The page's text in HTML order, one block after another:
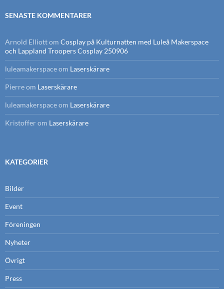
SENASTE KOMMENTARER
Arnold Elliottom Cosplay på Kulturnatten med Luleå Makerspace
och Lappland Troopers Cosplay 250906
luleamakerspaceom Laserskärare
Pierreom Laserskärare
luleamakerspaceom Laserskärare
Kristoffer om Laserskärare
KATEGORIER
Bilder
Event
Föreningen
Nyheter
Övrigt
Press